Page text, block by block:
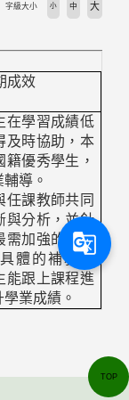
字級大小 小 中 大
成效
在學習成績低
及時協助，本
優秀學生，
導。
任課教師共同
與分析，並針
需加強的學科
體的補救教
能跟上課程進
業成績。
TOP
g_translate